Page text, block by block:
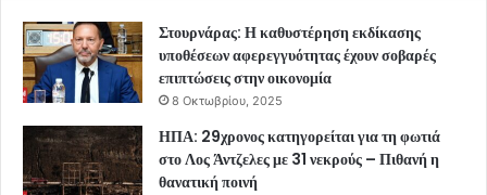
Στουρνάρας: Η καθυστέρηση εκδίκασης
υποθέσεων αφερεγγυότητας έχουν σοβαρές
επιπτώσεις στην οικονομία
8 Οκτωβρίου, 2025
ΗΠΑ: 29χρονος κατηγορείται για τη φωτιά
στο Λος Άντζελες με 31 νεκρούς – Πιθανή η
θανατική ποινή